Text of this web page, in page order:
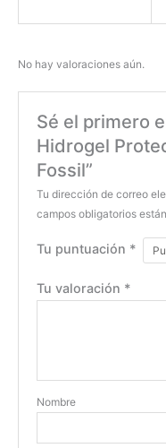
No hay valoraciones aún.
Sé el primero
Hidrogel
Fossil”
Tu dirección de correo
campos obligatorios
Tu puntuación *
Tu valoración *
Nombre